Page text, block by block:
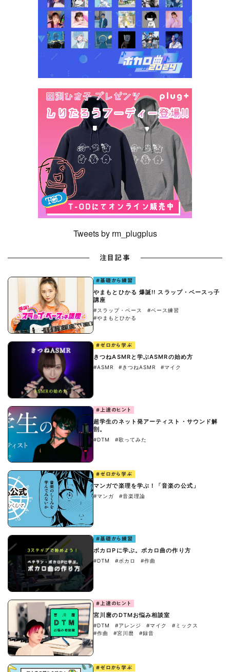
Tweets by rm_plugplus
注目記事
#基礎から練習
やまもとひかる 爆誕!! スラップ・ベースっ子
講座
#スラップ・ベース
#ベース練習
#やまもとひかる
#ゼロから学ぶ
きつねASMRと学ぶASMRの始め方
#ASMR #きつねASMR #マイク
#上達のヒント
超学生のネット発アーティスト・サウンド解
剖。
#DTM #歌ってみた
#ゼロから学ぶ
マンガで楽理を学ぶ！「音楽の公式」
#マンガ #音楽理論
#基礎から練習
ボカロPに学ぶ。ボカロ曲の作り方
#DTM #ボカロ #作曲
#上達のヒント
宮川麿のDTMお悩み相談室
#DTM #アレンジ #マイク
#ミックス
#作曲
#宮川麿 #録音
#ゼロから学ぶ